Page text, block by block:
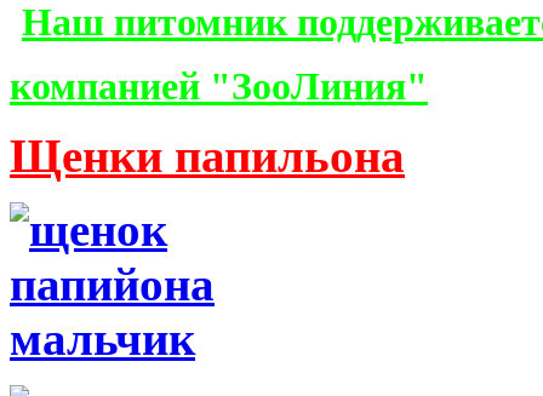
Наш питомник
компанией "ЗооЛиния"
Щенки папильона